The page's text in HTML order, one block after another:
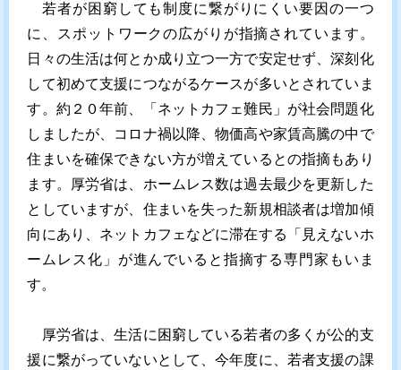
若者が困窮しても制度に繋がりにくい要因の一つ
に、スポットワークの広がりが指摘されています。
日々の生活は何とか成り立つ一方で安定せず、深刻化
して初めて支援につながるケースが多いとされていま
す。約２０年前、「ネットカフェ難民」が社会問題化
しましたが、コロナ禍以降、物価高や家賃高騰の中で
住まいを確保できない方が増えているとの指摘もあり
ます。厚労省は、ホームレス数は過去最少を更新した
としていますが、住まいを失った新規相談者は増加傾
向にあり、ネットカフェなどに滞在する「見えないホ
ームレス化」が進んでいると指摘する専門家もいま
す。
厚労省は、生活に困窮している若者の多くが公的支
援に繋がっていないとして、今年度に、若者支援の課